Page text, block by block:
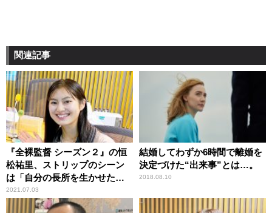
関連記事
『全裸監督 シーズン２』の恒
松祐里、ストリップのシーン
は「自分の長所を生かせたか
なって思ってます」
2021.07.03
結婚してわずか6時間で離婚を
決定づけた“出来事”とは…。
2018.08.10